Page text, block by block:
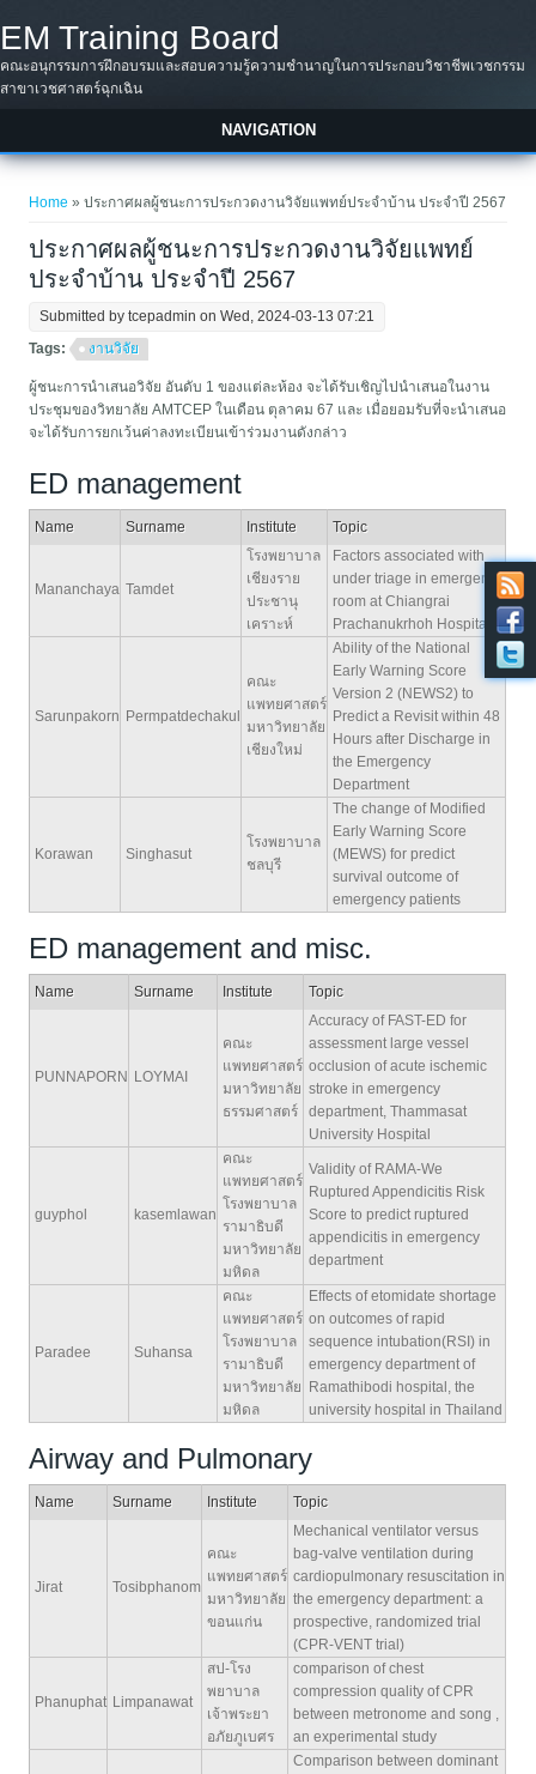
EM Training Board
คณะอนุกรรมการฝึกอบรมและสอบความรู้ความชำนาญในการประกอบวิชาชีพเวชกรรม
สาขาเวชศาสตร์ฉุกเฉิน
NAVIGATION
Home » ประกาศผลผู้ชนะการประกวดงานวิจัยแพทย์ประจำบ้าน ประจำปี 2567
ประกาศผลผู้ชนะการประกวดงานวิจัยแพทย์
ประจำบ้าน ประจำปี 2567
Submitted bytcepadmin on Wed, 2024-03-13 07:21
Tags:
งานวิจัย
ผู้ชนะการนำเสนอวิจัย อันดับ 1 ของแต่ละห้อง จะได้รับเชิญไปนำเสนอในงาน
ประชุมของวิทยาลัย AMTCEP ในเดือน ตุลาคม 67 และ เมื่อยอมรับที่จะนำเสนอ
จะได้รับการยกเว้นค่าลงทะเบียนเข้าร่วมงานดังกล่าว
ED management
Name Surname Institute Topic
Mananchaya Tamdet
โรงพยาบาล
เชียงราย
ประชานุ
เคราะห์
Factors associated with
under triage in emergency
room at Chiangrai
Prachanukrhoh Hospital
Sarunpakorn Permpatdechakul
คณะ
แพทยศาสตร์
มหาวิทยาลัย
เชียงใหม่
Ability of the National
Early Warning Score
Version 2 (NEWS2) to
Predict a Revisit within 48
Hours after Discharge in
the Emergency
Department
Korawan Singhasut
โรงพยาบาล
ชลบุรี
The change of Modified
Early Warning Score
(MEWS) for predict
survival outcome of
emergency patients
ED management and misc.
Name Surname Institute Topic
PUNNAPORN LOYMAI
คณะ
แพทยศาสตร์
มหาวิทยาลัย
ธรรมศาสตร์
Accuracy of FAST-ED for
assessment large vessel
occlusion of acute ischemic
stroke in emergency
department, Thammasat
University Hospital
guyphol kasemlawan
คณะ
แพทยศาสตร์
โรงพยาบาล
รามาธิบดี
มหาวิทยาลัย
มหิดล
Validity of RAMA-We
Ruptured Appendicitis Risk
Score to predict ruptured
appendicitis in emergency
department
Paradee Suhansa
คณะ
แพทยศาสตร์
โรงพยาบาล
รามาธิบดี
มหาวิทยาลัย
มหิดล
Effects of etomidate shortage
on outcomes of rapid
sequence intubation(RSI) in
emergency department of
Ramathibodi hospital, the
university hospital in Thailand
Airway and Pulmonary
Name Surname Institute Topic
Jirat Tosibphanom
คณะ
แพทยศาสตร์
มหาวิทยาลัย
ขอนแก่น
Mechanical ventilator versus
bag-valve ventilation during
cardiopulmonary resuscitation in
the emergency department: a
prospective, randomized trial
(CPR-VENT trial)
Phanuphat Limpanawat
สป-โรง
พยาบาล
เจ้าพระยา
อภัยภูเบศร
comparison of chest
compression quality of CPR
between metronome and song ,
an experimental study
Comparison between dominant